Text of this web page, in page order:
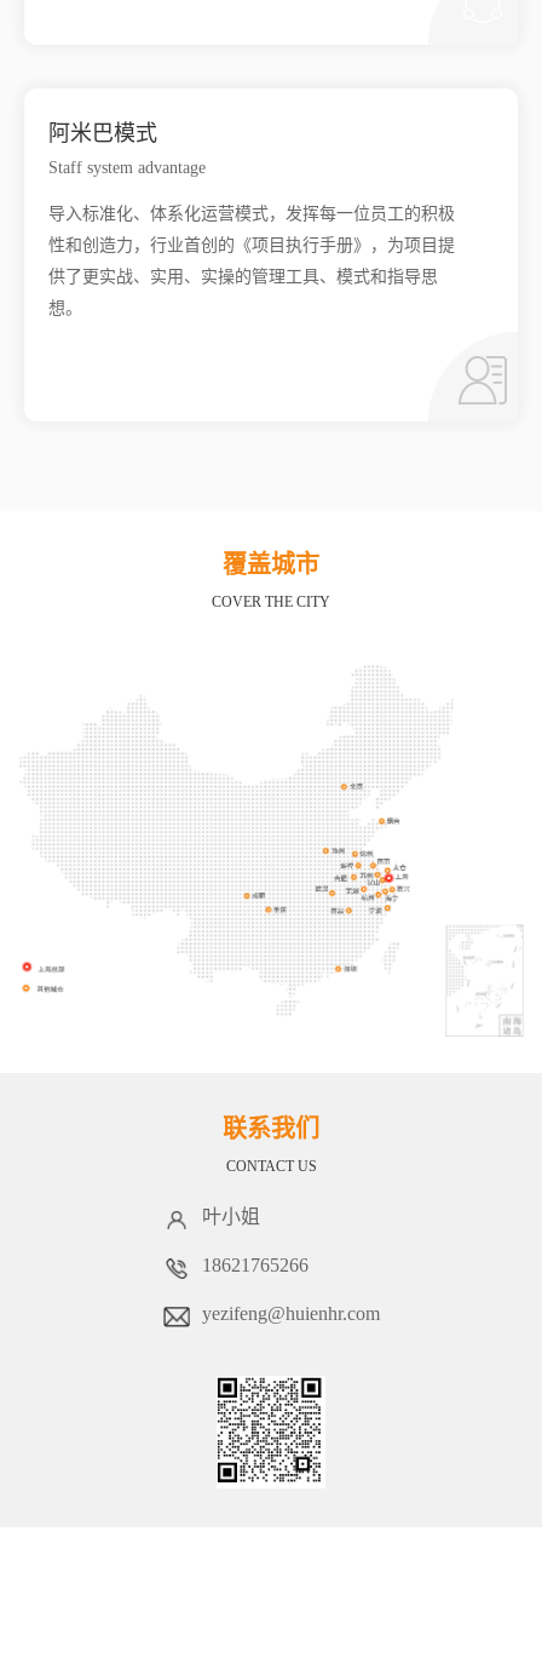
阿米巴模式
Staff system advantage
导入标准化、体系化运营模式，发挥每一位员工的积极
性和创造力，行业首创的《项目执行手册》，为项目提
供了更实战、实用、实操的管理工具、模式和指导思
想。
覆盖城市
COVER THE CITY
联系我们
CONTACT US
叶小姐
18621765266
yezifeng@huienhr.com